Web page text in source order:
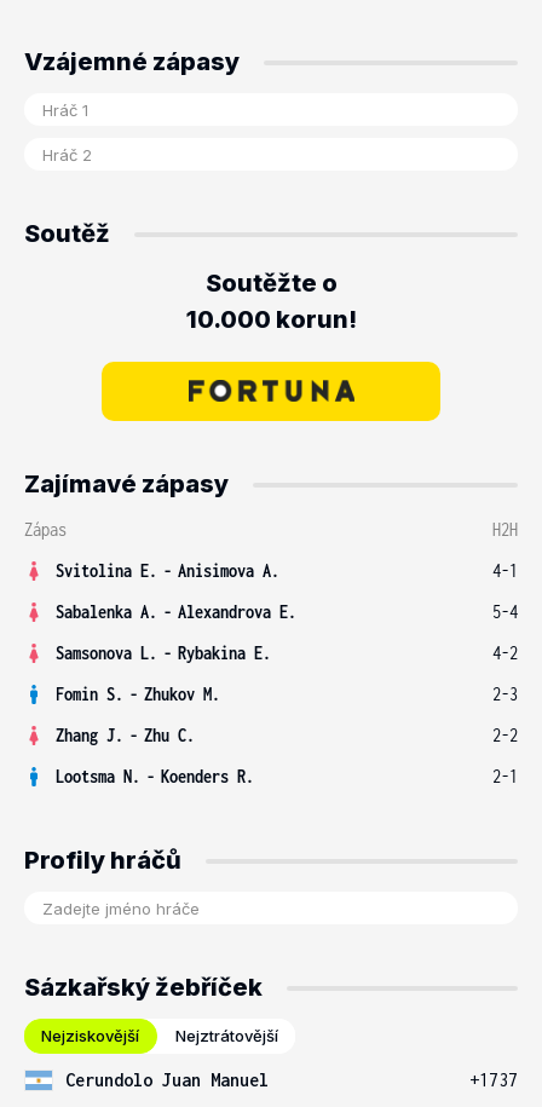
Vzájemné zápasy
Soutěž
Soutěžte o
10.000 korun!
Zajímavé zápasy
Zápas
H2H
Svitolina E. - Anisimova A.
4-1
Sabalenka A. - Alexandrova E.
5-4
Samsonova L. - Rybakina E.
4-2
Fomin S. - Zhukov M.
2-3
Zhang J. - Zhu C.
2-2
Lootsma N. - Koenders R. 2-1
Profily hráčů
Sázkařský žebříček
Nejziskovější Nejztrátovější
Cerundolo Juan Manuel
+1737